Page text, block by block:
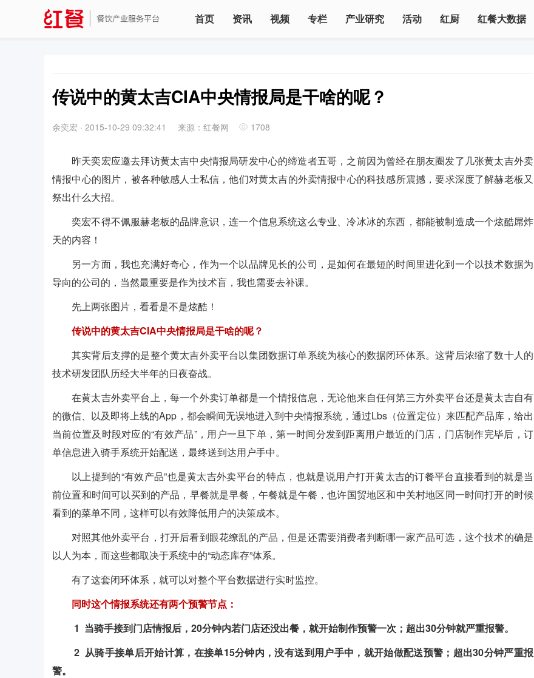
首页 资讯 视频 专栏 产业研究 活动 红厨 红餐大数据
传说中的黄太吉CIA中央情报局是干啥的呢？
余奕宏 · 2015-10-29 09:32:41 来源：红餐网 1708
昨天奕宏应邀去拜访黄太吉中央情报局研发中心的缔造者五哥，之前因为曾经在朋友圈发了几张黄太吉外卖
情报中心的图片，被各种敏感人士私信，他们对黄太吉的外卖情报中心的科技感所震撼，要求深度了解赫老板又
祭出什么大招。
奕宏不得不佩服赫老板的品牌意识，连一个信息系统这么专业、冷冰冰的东西，都能被制造成一个炫酷屌炸
天的内容！
另一方面，我也充满好奇心，作为一个以品牌见长的公司，是如何在最短的时间里进化到一个以技术数据为
导向的公司的，当然最重要是作为技术盲，我也需要去补课。
先上两张图片，看看是不是炫酷！
传说中的黄太吉CIA中央情报局是干啥的呢？
其实背后支撑的是整个黄太吉外卖平台以集团数据订单系统为核心的数据闭环体系。这背后浓缩了数十人的
技术研发团队历经大半年的日夜奋战。
在黄太吉外卖平台上，每一个外卖订单都是一个情报信息，无论他来自任何第三方外卖平台还是黄太吉自有
的微信、以及即将上线的App，都会瞬间无误地进入到中央情报系统，通过Lbs（位置定位）来匹配产品库，给出
当前位置及时段对应的“有效产品”，用户一旦下单，第一时间分发到距离用户最近的门店，门店制作完毕后，订
单信息进入骑手系统开始配送，最终送到达用户手中。
以上提到的“有效产品”也是黄太吉外卖平台的特点，也就是说用户打开黄太吉的订餐平台直接看到的就是当
前位置和时间可以买到的产品，早餐就是早餐，午餐就是午餐，也许国贸地区和中关村地区同一时间打开的时候
看到的菜单不同，这样可以有效降低用户的决策成本。
对照其他外卖平台，打开后看到眼花缭乱的产品，但是还需要消费者判断哪一家产品可选，这个技术的确是
以人为本，而这些都取决于系统中的“动态库存”体系。
有了这套闭环体系，就可以对整个平台数据进行实时监控。
同时这个情报系统还有两个预警节点：
1 当骑手接到门店情报后，20分钟内若门店还没出餐，就开始制作预警一次；超出30分钟就严重报警。
2 从骑手接单后开始计算，在接单15分钟内，没有送到用户手中，就开始做配送预警；超出30分钟严重报
警。